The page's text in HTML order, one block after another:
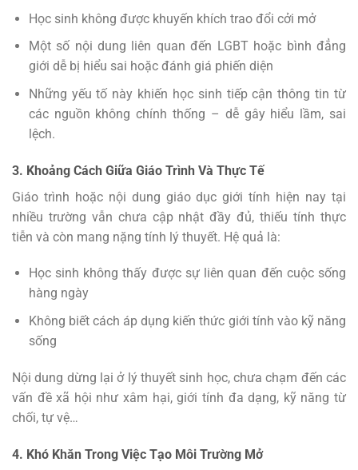
Học sinh không được khuyến khích trao đổi cởi mở
Một số nội dung liên quan đến LGBT hoặc bình đẳng
giới dễ bị hiểu sai hoặc đánh giá phiến diện
Những yếu tố này khiến học sinh tiếp cận thông tin từ
các nguồn không chính thống – dễ gây hiểu lầm, sai
lệch.
3. Khoảng Cách Giữa Giáo Trình Và Thực Tế
Giáo trình hoặc nội dung giáo dục giới tính hiện nay tại
nhiều trường vẫn chưa cập nhật đầy đủ, thiếu tính thực
tiễn và còn mang nặng tính lý thuyết. Hệ quả là:
Học sinh không thấy được sự liên quan đến cuộc sống
hàng ngày
Không biết cách áp dụng kiến thức giới tính vào kỹ năng
sống
Nội dung dừng lại ở lý thuyết sinh học, chưa chạm đến các
vấn đề xã hội như xâm hại, giới tính đa dạng, kỹ năng từ
chối, tự vệ…
4. Khó Khăn Trong Việc Tạo Môi Trường Mở